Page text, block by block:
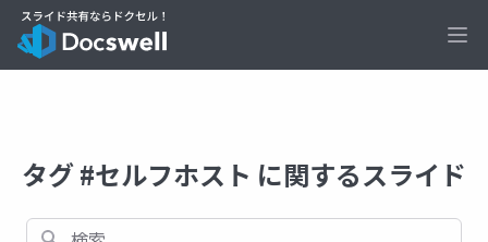
タグ #セルフホスト に関するスライド
検索